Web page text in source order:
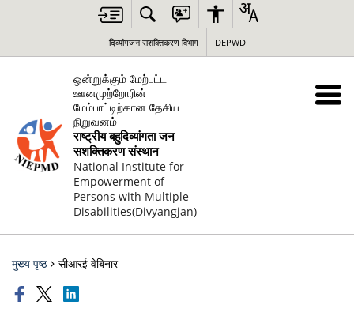
दिव्यांगजन सशक्तिकरण विभाग DEPWD
ஒன்றுக்கும் மேற்பட்ட
ஊனமுற்றோரின்
மேம்பாட்டிற்கான தேசிய
நிறுவனம்
राष्ट्रीय बहुदिव्यांगता जन
सशक्तिकरण संस्थान
National Institute for
Empowerment of
Persons with Multiple
Disabilities(Divyangjan)
मुख्य पृष्ठ सीआरई वेबिनार